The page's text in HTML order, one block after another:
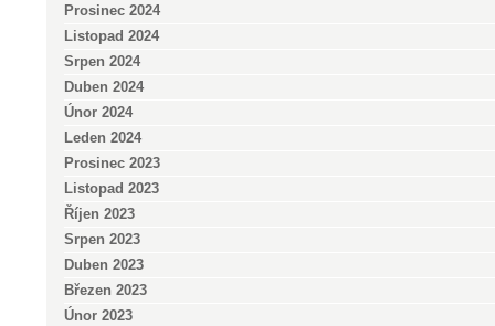
Prosinec 2024
Listopad 2024
Srpen 2024
Duben 2024
Únor 2024
Leden 2024
Prosinec 2023
Listopad 2023
Říjen 2023
Srpen 2023
Duben 2023
Březen 2023
Únor 2023